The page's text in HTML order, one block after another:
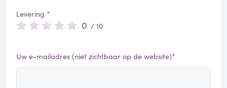
Levering *
0 / 10
Uw e-mailadres (niet zichtbaar op de website)*